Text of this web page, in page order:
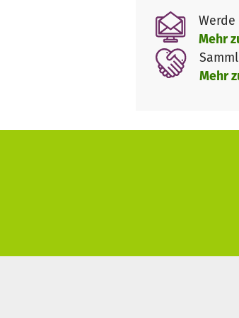
umgesetzt
Flucht. Der
gewährleistet
zu
Mit dieser
zivile
jedoch ebenso
gebraucht
Mehr
Mehr